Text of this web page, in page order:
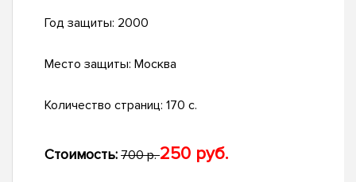
Год защиты: 2000
Место защиты: Москва
Количество страниц: 170 с.
Стоимость: 700 р.250 руб.